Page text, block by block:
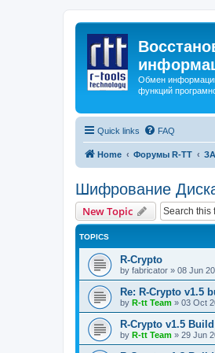
Обмен
функций
Quick links FAQ
Home Форумы R-TT
Шифрование
New Topic
TOPICS
R-Crypto
by fabricator » 08 Jun
Re: R-Crypto v1.5
by R-tt Team » 03 Oct
R-Crypto v1.5 Build
by R-tt Team » 29 Jun